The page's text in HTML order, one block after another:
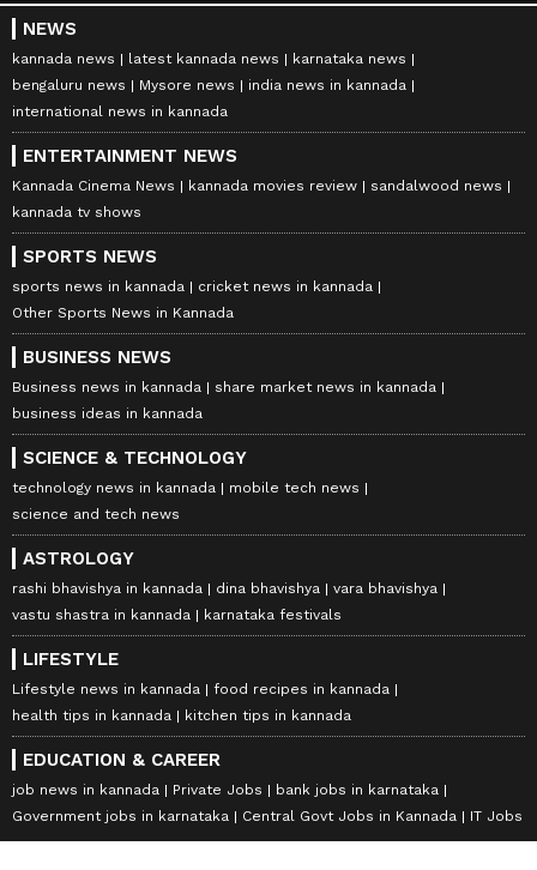
NEWS
kannada news latest kannada news
karnataka news
bengaluru news
Mysore news
india news in kannada
international news in kannada
ENTERTAINMENT NEWS
Kannada Cinema News kannada movies review
sandalwood news
kannada tv shows
SPORTS NEWS
sports news in kannada
cricket news in kannada
Other Sports News in Kannada
BUSINESS NEWS
Business news in kannada
share market news in kannada
business ideas in kannada
SCIENCE & TECHNOLOGY
technology news in kannada
mobile tech news
science and tech news
ASTROLOGY
rashi bhavishya in kannada dina bhavishya
vara bhavishya
vastu shastra in kannada
karnataka festivals
LIFESTYLE
Lifestyle news in kannada
food recipes in kannada
health tips in kannada
kitchen tips in kannada
EDUCATION & CAREER
job news in kannada Private Jobs
bank jobs in karnataka
Government jobs in karnataka
Central Govt Jobs in Kannada IT Jobs